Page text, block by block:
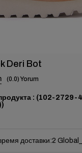
Deri Bot
0.0
(102-2729-
доставки:2